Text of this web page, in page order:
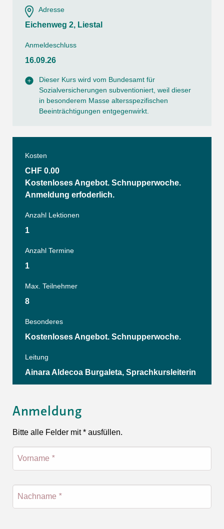
Adresse
Eichenweg 2, Liestal
Anmeldeschluss
16.09.26
Dieser Kurs wird vom Bundesamt für
Sozialversicherungen subventioniert, weil dieser
in besonderem Masse altersspezifischen
Beeinträchtigungen entgegenwirkt.
Kosten
CHF 0.00
Kostenloses Angebot. Schnupperwoche.
Anmeldung erfoderlich.
Anzahl Lektionen
1
Anzahl Termine
1
Max. Teilnehmer
8
Besonderes
Kostenloses Angebot. Schnupperwoche.
Leitung
Ainara Aldecoa Burgaleta, Sprachkursleiterin
Anmeldung
Bitte alle Felder mit * ausfüllen.
Vorname *
Nachname *